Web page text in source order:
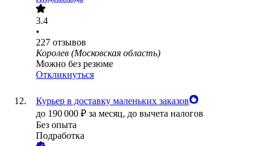
3.4
•
227 отзывов
Королев (Московская область)
Можно без резюме
Откликнуться
Курьер в доставку маленьких заказов
до 190 000 ₽ за месяц, до вычета налогов
Без опыта
Подработка